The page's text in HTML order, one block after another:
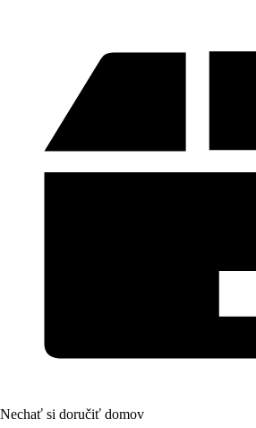
Nechať si doručiť domov